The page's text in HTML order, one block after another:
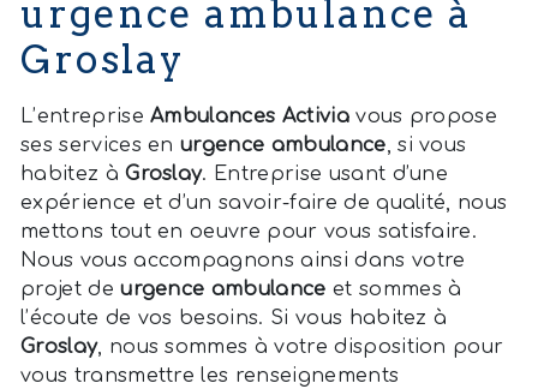
urgence ambulance à
Groslay
L’entrepriseAmbulances Activiavous propose
ses services enurgence ambulance, si vous
habitez àGroslay. Entreprise usant d’une
expérience et d’un savoir-faire de qualité, nous
mettons tout en oeuvre pour vous satisfaire.
Nous vous accompagnons ainsi dans votre
projet deurgence ambulance et sommes à
l’écoute de vos besoins. Si vous habitez à
Groslay, nous sommes à votre disposition pour
vous transmettre les renseignements